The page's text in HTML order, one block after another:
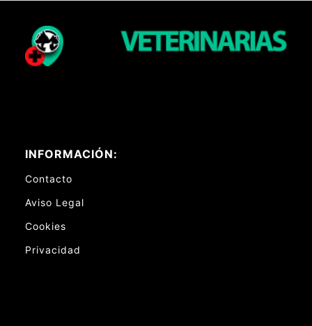
INFORMACIÓN:
Contacto
Aviso Legal
Cookies
Privacidad